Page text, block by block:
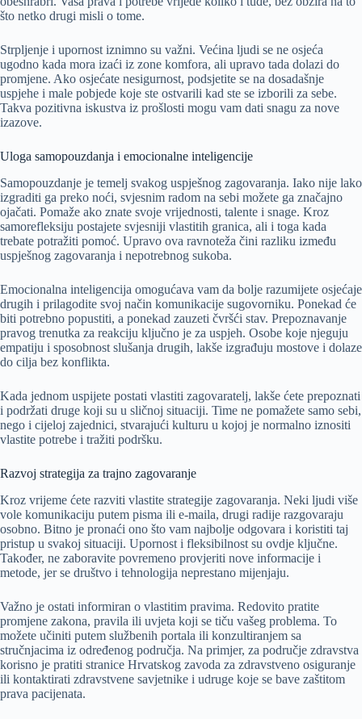
što netko drugi misli o tome.
Strpljenje i upornost iznimno su važni. Većina ljudi se ne osjeća
ugodno kada mora izaći iz zone komfora, ali upravo tada dolazi do
promjene. Ako osjećate nesigurnost, podsjetite se na dosadašnje
uspjehe i male pobjede koje ste ostvarili kad ste se izborili za sebe.
Takva pozitivna iskustva iz prošlosti mogu vam dati snagu za nove
izazove.
Uloga samopouzdanja i emocionalne inteligencije
Samopouzdanje je temelj svakog uspješnog zagovaranja. Iako nije lako
izgraditi ga preko noći, svjesnim radom na sebi možete ga značajno
ojačati. Pomaže ako znate svoje vrijednosti, talente i snage. Kroz
samorefleksiju postajete svjesniji vlastitih granica, ali i toga kada
trebate potražiti pomoć. Upravo ova ravnoteža čini razliku između
uspješnog zagovaranja i nepotrebnog sukoba.
Emocionalna inteligencija omogućava vam da bolje razumijete osjećaje
drugih i prilagodite svoj način komunikacije sugovorniku. Ponekad će
biti potrebno popustiti, a ponekad zauzeti čvršći stav. Prepoznavanje
pravog trenutka za reakciju ključno je za uspjeh. Osobe koje njeguju
empatiju i sposobnost slušanja drugih, lakše izgrađuju mostove i dolaze
do cilja bez konflikta.
Kada jednom uspijete postati vlastiti zagovaratelj, lakše ćete prepoznati
i podržati druge koji su u sličnoj situaciji. Time ne pomažete samo sebi,
nego i cijeloj zajednici, stvarajući kulturu u kojoj je normalno iznositi
vlastite potrebe i tražiti podršku.
Razvoj strategija za trajno zagovaranje
Kroz vrijeme ćete razviti vlastite strategije zagovaranja. Neki ljudi više
vole komunikaciju putem pisma ili e-maila, drugi radije razgovaraju
osobno. Bitno je pronaći ono što vam najbolje odgovara i koristiti taj
pristup u svakoj situaciji. Upornost i fleksibilnost su ovdje ključne.
Također, ne zaboravite povremeno provjeriti nove informacije i
metode, jer se društvo i tehnologija neprestano mijenjaju.
Važno je ostati informiran o vlastitim pravima. Redovito pratite
promjene zakona, pravila ili uvjeta koji se tiču vašeg problema. To
možete učiniti putem službenih portala ili konzultiranjem sa
stručnjacima iz određenog područja. Na primjer, za područje zdravstva
korisno je pratiti stranice Hrvatskog zavoda za zdravstveno osiguranje
ili kontaktirati zdravstvene savjetnike i udruge koje se bave zaštitom
prava pacijenata.